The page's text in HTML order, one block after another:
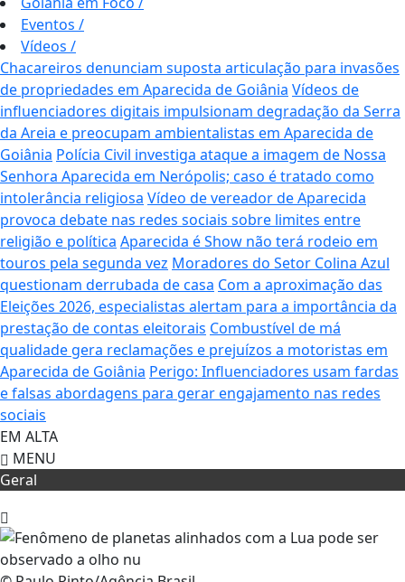
Eventos /
Vídeos /
Chacareiros denunciam suposta articulação para invasões
de propriedades em Aparecida de Goiânia Vídeos de
influenciadores digitais impulsionam degradação da Serra
da Areia e preocupam ambientalistas em Aparecida de
Goiânia Polícia Civil investiga ataque a imagem de Nossa
Senhora Aparecida em Nerópolis; caso é tratado como
intolerância religiosa Vídeo de vereador de Aparecida
provoca debate nas redes sociais sobre limites entre
religião e política Aparecida é Show não terá rodeio em
touros pela segunda vez Moradores do Setor Colina Azul
questionam derrubada de casa Com a aproximação das
Eleições 2026, especialistas alertam para a importância da
prestação de contas eleitorais Combustível de má
qualidade gera reclamações e prejuízos a motoristas em
Aparecida de Goiânia Perigo: Influenciadores usam fardas
e falsas abordagens para gerar engajamento nas redes
sociais
EM ALTA
MENU
Geral